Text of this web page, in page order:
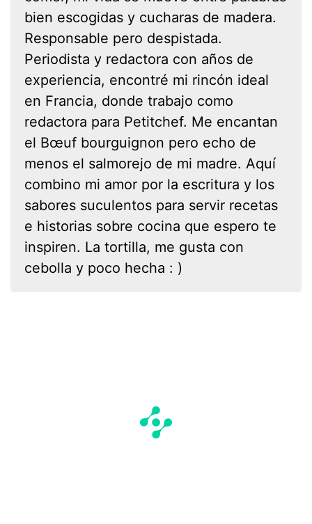
bien escogidas y cucharas de madera.
Responsable pero despistada.
Periodista y redactora con años de
experiencia, encontré mi rincón ideal
en Francia, donde trabajo como
redactora para Petitchef. Me encantan
el Bœuf bourguignon pero echo de
menos el salmorejo de mi madre. Aquí
combino mi amor por la escritura y los
sabores suculentos para servir recetas
e historias sobre cocina que espero te
inspiren. La tortilla, me gusta con
cebolla y poco hecha : )